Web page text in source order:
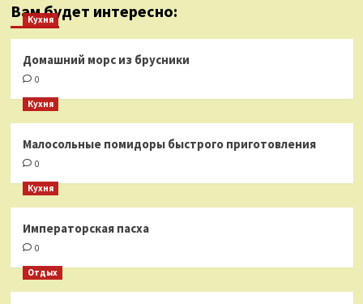
Вам будет интересно:
Кухня
Домашний морс из брусники
0
Кухня
Малосольные помидоры быстрого приготовления
0
Кухня
Императорская пасха
0
Отдых